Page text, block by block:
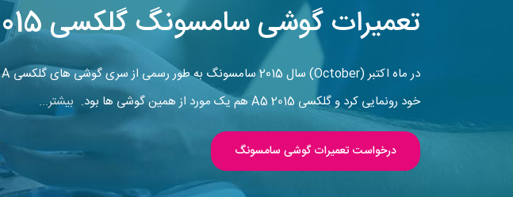
تعمیرات گوشی سامسونگ گلکسی A5 2015 در نمایندگی موبایل کمک
در ماه اکتبر (October) سال 2015 سامسونگ به طور رسمی از سری گوشی های گلکسی A
خود رونمایی کرد و گلکسی A5 2015 هم یک مورد از همین گوشی ها بود.
بیشتر...
درخواست تعمیرات گوشی سامسونگ